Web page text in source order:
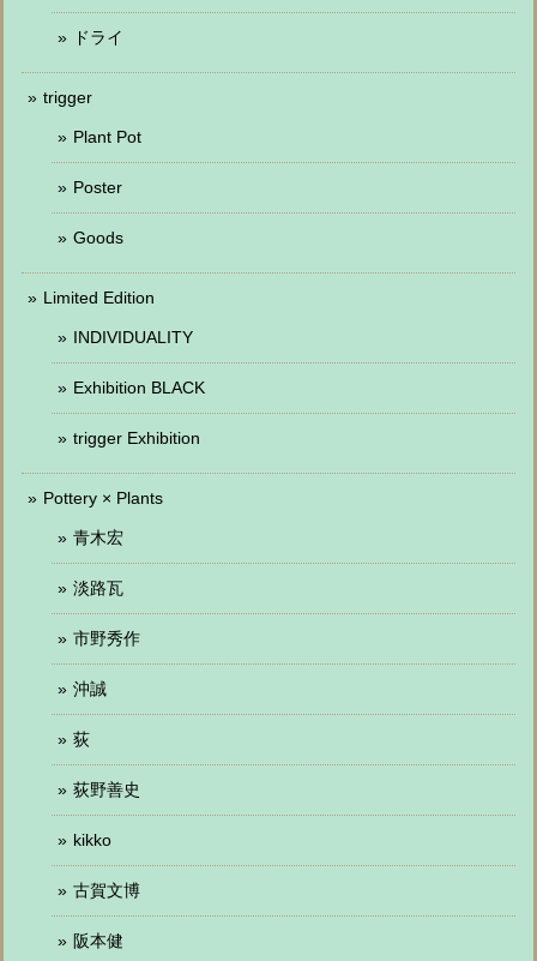
ドライ
trigger
Plant Pot
Poster
Goods
Limited Edition
INDIVIDUALITY
Exhibition BLACK
trigger Exhibition
Pottery × Plants
青木宏
淡路瓦
市野秀作
沖誠
荻
荻野善史
kikko
古賀文博
阪本健